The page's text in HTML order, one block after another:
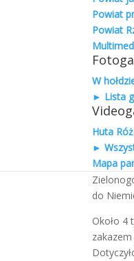
Powiat
Powiat
W
► Lista
Huta
►
Mapa
została
operacja
tej akcji
ziem z
Akcja
znaleźli
do
Około 4